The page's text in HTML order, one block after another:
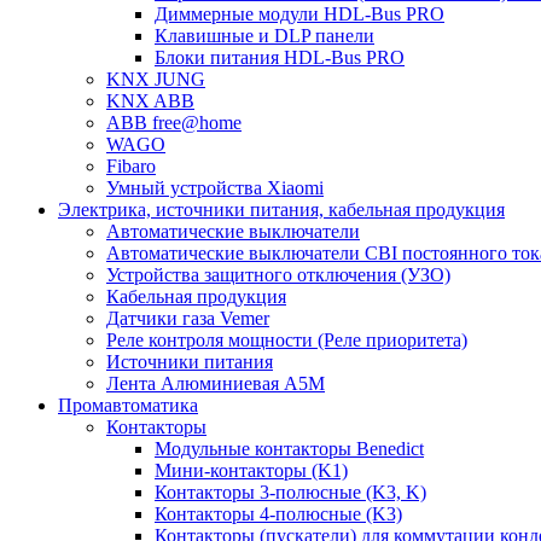
Диммерные модули HDL-Bus PRO
Клавишные и DLP панели
Блоки питания HDL-Bus PRO
KNX JUNG
KNX ABB
ABB free@home
WAGO
Fibaro
Умный устройства Xiaomi
Электрика, источники питания, кабельная продукция
Автоматические выключатели
Автоматические выключатели CBI постоянного
Устройства защитного отключения (УЗО)
Кабельная продукция
Датчики газа Vemer
Реле контроля мощности (Реле приоритета)
Источники питания
Лента Алюминиевая А5М
Промавтоматика
Контакторы
Модульные контакторы Benedict
Мини-контакторы (K1)
Контакторы 3-полюсные (K3, K)
Контакторы 4-полюсные (K3)
Контакторы (пускатели) для коммутации